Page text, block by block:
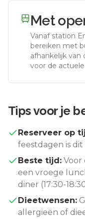
Met
Vanaf station
bereiken met
afhankelijk van
voor de
Tips voor je
Reserveer op
feestdagen is
Beste tijd: Voor
een vroege
diner (17:30-
Dieetwensen:
allergieën of